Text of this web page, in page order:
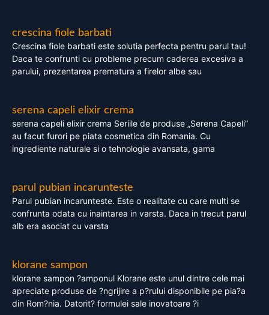
crescina fiole barbati
Crescina fiole barbati este solutia perfecta pentru parul tau!
Daca te confrunti cu probleme precum caderea excesiva a
parului, prezentarea prematura a firelor albe sau
serena capeli elixir crema
serena capeli elixir crema Seriile de produse „Serena Capeli”
au facut furori pe piata cosmetica din Romania. Cu
ingrediente naturale si o tehnologie avansata, gama
parul pubian incarunteste
Parul pubian incarunteste. Este o realitate cu care multi se
confrunta odata cu inaintarea in varsta. Daca in trecut parul
alb era asociat cu varsta
klorane sampon
klorane sampon ?amponul Klorane este unul dintre cele mai
apreciate produse de ?ngrijire a p?rului disponibile pe pia?a
din Rom?nia. Datorit? formulei sale inovatoare ?i